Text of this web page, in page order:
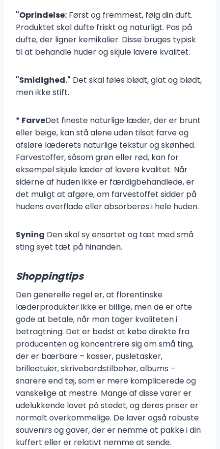
"Oprindelse: Først og fremmest, følg din duft.
Produktet skal dufte friskt og naturligt. Pas på
dufte, der ligner kemikalier. Disse bruges typisk
til at behandle huder og skjule lavere kvalitet.
"Smidighed." Det skal føles blødt, glat og blødt,
men ikke stift.
* FarveDet fineste naturlige læder, der er brunt
eller beige, kan stå alene uden tilsat farve og
afsløre læderets naturlige tekstur og skønhed.
Farvestoffer, såsom grøn eller rød, kan for
eksempel skjule læder af lavere kvalitet. Når
siderne af huden ikke er færdigbehandlede, er
det muligt at afgøre, om farvestoffet sidder på
hudens overflade eller absorberes i hele huden.
Syning Den skal sy ensartet og tæt med små
sting syet tæt på hinanden.
Shoppingtips
Den generelle regel er, at florentinske
læderprodukter ikke er billige, men de er ofte
gode at betale, når man tager kvaliteten i
betragtning. Det er bedst at købe direkte fra
producenten og koncentrere sig om små ting,
der er bærbare – kasser, pusletasker,
brilleetuier, skrivebordstilbehør, albums –
snarere end tøj, som er mere komplicerede og
vanskelige at mestre. Mange af disse varer er
udelukkende lavet på stedet, og deres priser er
normalt overkommelige. De laver også robuste
souvenirs og gaver, der er nemme at pakke i din
kuffert eller er relativt nemme at sende.